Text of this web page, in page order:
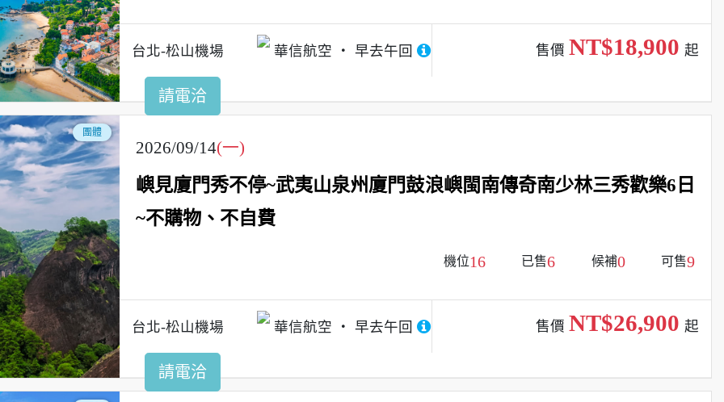
台北-松山機場 華信航空 早去午回 售價 NT$18,900 起
請電洽
團體
2026/09/14(一)
嶼見廈門秀不停~武夷山泉州廈門鼓浪嶼閩南傳奇南少林三秀歡樂6日
~不購物、不自費
機位16 已售6 候補0 可售9
台北-松山機場 華信航空 早去午回 售價 NT$26,900 起
請電洽